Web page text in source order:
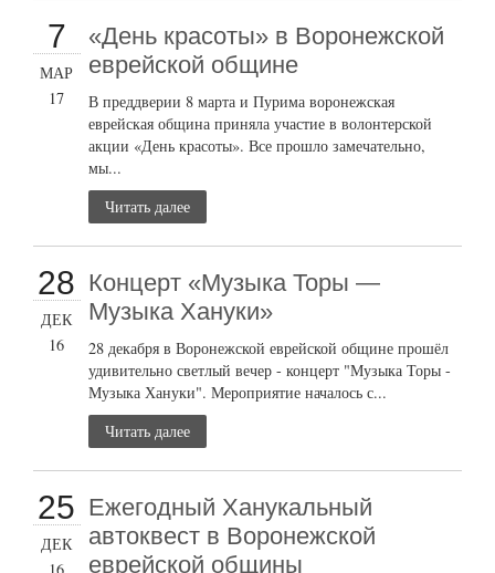
7
МАР
17
«День красоты» в Воронежской
еврейской общине
В преддверии 8 марта и Пурима воронежская
еврейская община приняла участие в волонтерской
акции «День красоты». Все прошло замечательно,
мы...
Читать далее
28
ДЕК
16
Концерт «Музыка Торы —
Музыка Хануки»
28 декабря в Воронежской еврейской общине прошёл
удивительно светлый вечер - концерт "Музыка Торы -
Музыка Хануки". Мероприятие началось с...
Читать далее
25
ДЕК
Ежегодный Ханукальный
автоквест в Воронежской
еврейской общины